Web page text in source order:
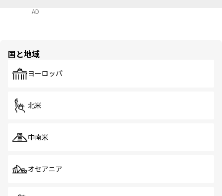
AD
国と地域
ヨーロッパ
北米
中南米
オセアニア